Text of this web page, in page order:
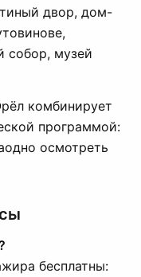
двор, дом-
собор, музей
комбинирует
программой:
осмотреть
бесплатны: